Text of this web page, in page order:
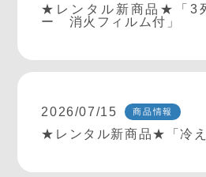
★レンタル新商品★「3
ー 消火フィルム付」
2026/07/15 商品情報
★レンタル新商品★「冷え